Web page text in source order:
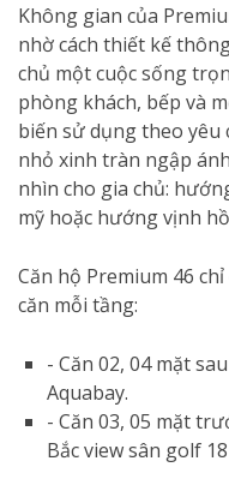
Không gian của
nhờ cách thiết kế
chủ một cuộc sống
phòng khách, bếp và
biến sử dụng theo yêu
nhỏ xinh tràn ngập
nhìn cho gia chủ:
mỹ hoặc hướng vịnh
Căn hộ Premium 46
căn mỗi tầng:
- Căn 02, 04 mặt
Aquabay.
- Căn 03, 05 mặt
Bắc view sân golf